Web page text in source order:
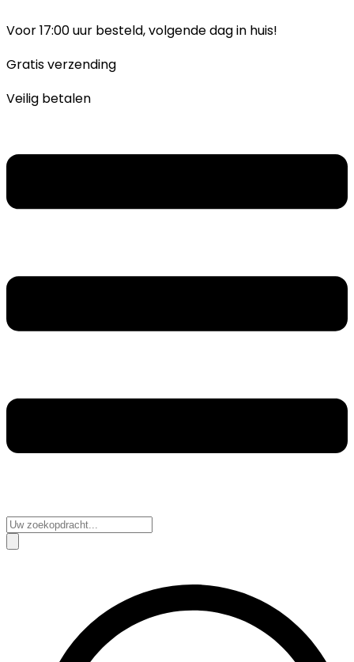
naar
Voor 17:00 uur besteld, volgende dag in huis!
Gratis verzending
Veilig betalen
Search
...